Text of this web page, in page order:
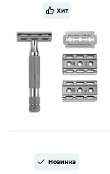
Хит
Новинка